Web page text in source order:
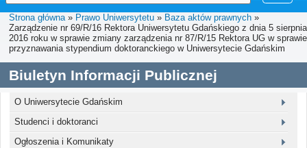
Strona główna» Prawo Uniwersytetu » Baza aktów prawnych »
Zarządzenie nr 69/R/16 Rektora Uniwersytetu Gdańskiego z dnia 5 sierpnia
2016 roku w sprawie zmiany zarządzenia nr 87/R/15 Rektora UG w sprawie
przyznawania stypendium doktoranckiego w Uniwersytecie Gdańskim
Biuletyn Informacji Publicznej
O Uniwersytecie Gdańskim
Studenci i doktoranci
Ogłoszenia i Komunikaty